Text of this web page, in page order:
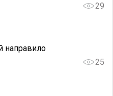
29
направило
25